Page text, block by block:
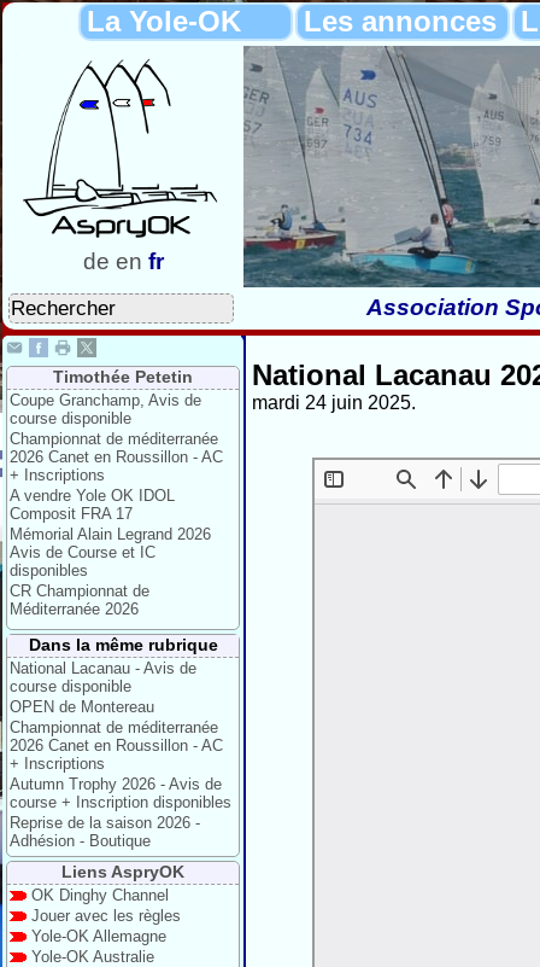
La Yole-OK Les annonces
de en fr
Association
Timothée Petetin
Coupe Granchamp, Avis de
course disponible
Championnat de méditerranée
2026 Canet en Roussillon - AC
+ Inscriptions
A vendre Yole OK IDOL
Composit FRA 17
Mémorial Alain Legrand 2026
Avis de Course et IC
disponibles
CR Championnat de
Méditerranée 2026
Dans la même rubrique
National Lacanau - Avis de
course disponible
OPEN de Montereau
Championnat de méditerranée
2026 Canet en Roussillon - AC
+ Inscriptions
Autumn Trophy 2026 - Avis de
course + Inscription disponibles
Reprise de la saison 2026 -
Adhésion - Boutique
Liens AspryOK
OK Dinghy Channel
Jouer avec les règles
Yole-OK Allemagne
Yole-OK Australie
National Lacanau
mardi 24 juin 2025.